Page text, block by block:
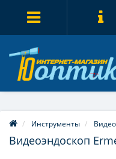
Инструменты
Видеоэндоскоп